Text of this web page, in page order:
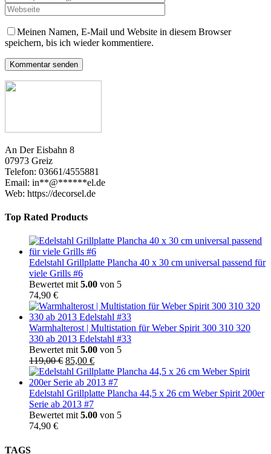
Meinen Namen, E-Mail und Website in diesem Browser
speichern, bis ich wieder kommentiere.
An Der Eisbahn 8
07973 Greiz
Telefon: 03661/4555881
Email: in**@******el.de
Web: https://decorsel.de
Top Rated Products
Edelstahl Grillplatte Plancha 40 x 30 cm universal passend für
viele Grills #6
Bewertet mit 5.00 von 5
74,90 €
Warmhalterost | Multistation für Weber Spirit 300 310 320
330 ab 2013 Edelstahl #33
Bewertet mit 5.00 von 5
119,00€ Ursprünglicher
Preis
war:
119,00 €
85,00 €Aktueller
Preis
ist:
85,00 €.
Edelstahl Grillplatte Plancha 44,5 x 26 cm Weber Spirit 200er
Serie ab 2013 #7
Bewertet mit 5.00 von 5
74,90 €
TAGS